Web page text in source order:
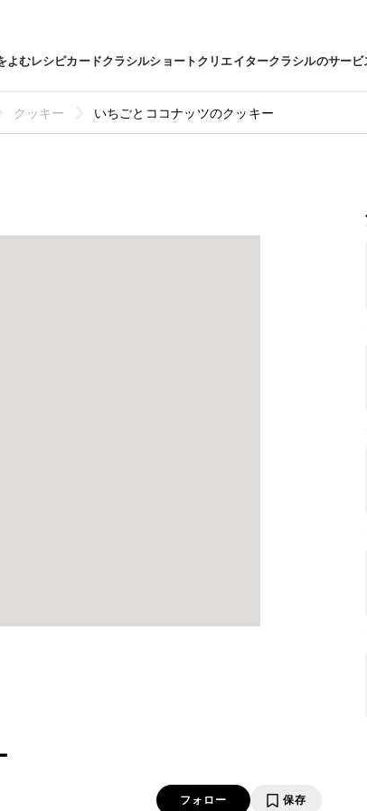
よむレシピカードクラシルショートクリエイタークラシルのサービ
クッキー いちごとココナッツのクッキー
フォロー 保存